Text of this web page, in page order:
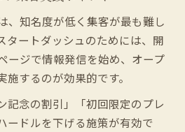
、知名度が低く集客が最も難し
タートダッシュのためには、開
ージで情報発信を始め、オープ
するのが効果的です。
記念の割引」「初回限定のプレ
ードルを下げる施策が有効で